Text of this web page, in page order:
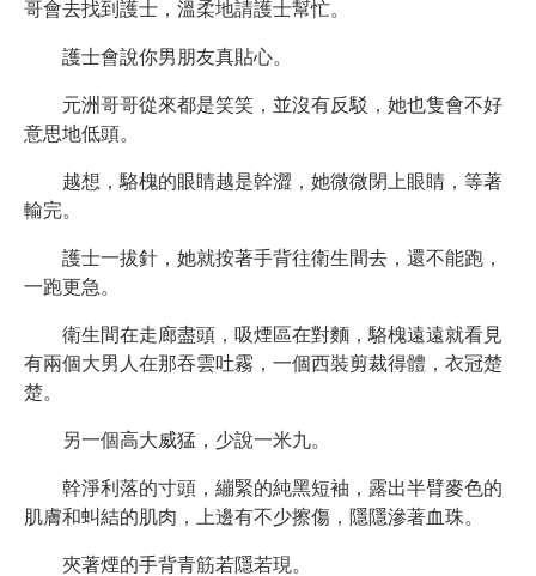
哥會去找到護士，溫柔地請護士幫忙。
護士會說你男朋友真貼心。
元洲哥哥從來都是笑笑，並沒有反駁，她也隻會不好
意思地低頭。
越想，駱槐的眼睛越是幹澀，她微微閉上眼睛，等著
輸完。
護士一拔針，她就按著手背往衛生間去，還不能跑，
一跑更急。
衛生間在走廊盡頭，吸煙區在對麵，駱槐遠遠就看見
有兩個大男人在那吞雲吐霧，一個西裝剪裁得體，衣冠楚
楚。
另一個高大威猛，少說一米九。
幹淨利落的寸頭，繃緊的純黑短袖，露出半臂麥色的
肌膚和虯結的肌肉，上邊有不少擦傷，隱隱滲著血珠。
夾著煙的手背青筋若隱若現。